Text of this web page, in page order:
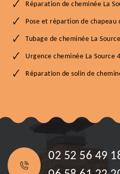
Réparation de cheminée La
Pose et répartion de chapeau
Tubage de cheminée La
Urgence cheminée La Source
Réparation de solin de
02 52 56 49